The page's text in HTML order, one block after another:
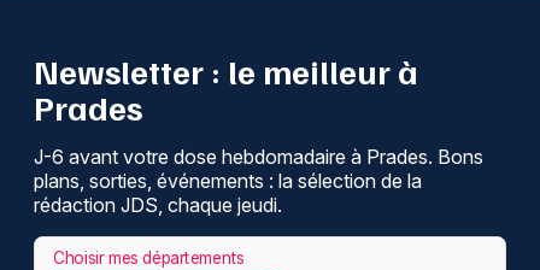
Newsletter : le meilleur à
Prades
J-6 avant votre dose hebdomadaire à Prades. Bons
plans, sorties, événements : la sélection de la
rédaction JDS, chaque jeudi.
Choisir mes départements